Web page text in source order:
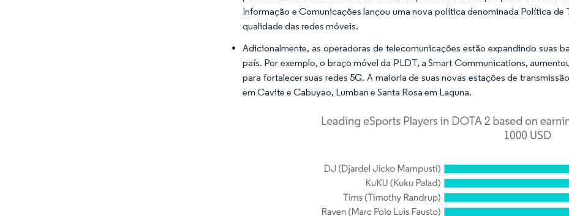
Informação e Comunicações lançou uma nova política denominada Política de
qualidade das redes móveis.
Adicionalmente, as operadoras de telecomunicações estão expandindo suas
país. Por exemplo, o braço móvel da PLDT, a Smart Communications,
para fortalecer suas redes 5G. A maioria de suas novas estações de
em Cavite e Cabuyao, Lumban e Santa Rosa em Laguna.